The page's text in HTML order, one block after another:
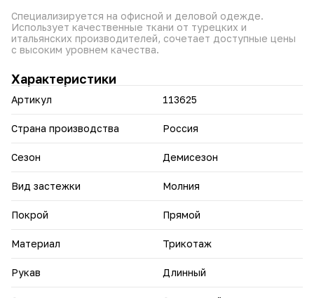
Идеальный выбор для повседневной носки и создания
стильного, комфортного образа.
Специализируется на офисной и деловой одежде.
Использует качественные ткани от турецких и
итальянских производителей, сочетает доступные цены
с высоким уровнем качества.
Характеристики
Артикул 113625
Страна производства Россия
Сезон Демисезон
Вид застежки Молния
Покрой Прямой
Материал Трикотаж
Рукав Длинный